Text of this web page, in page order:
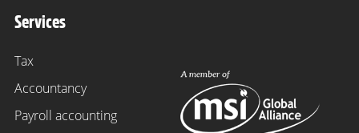
Services
Tax
Accountancy
Payroll accounting